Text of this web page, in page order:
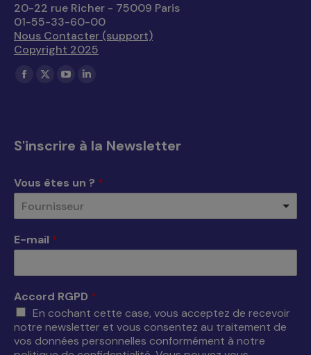
20-22 rue Richer - 75009 Paris
01-55-33-60-00
Nous Contacter (support)
Copyright 2025
Trouvez nous sur :
La
dans
nouvelle
fenêtre
La
dans
nouvelle
fenêtre
La
dans
nouvelle
fenêtre
La
dans
nouvelle
S'inscrire à la Newsletter
Vous êtes un ? *
Fournisseur
E-mail *
Accord RGPD *
En cochant cette case, vous acceptez de recevoir
notre newsletter et vous consentez au traitement de
vos données personnelles conformément à notre